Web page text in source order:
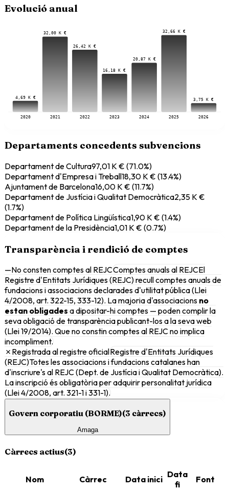
Evolució anual
4,69 K €
2020
32,00 K €
2021
26,42 K €
2022
16,18 K €
2023
20,87 K €
2024
32,66 K €
2025
3,75 K €
2026
Departaments concedents subvencions
Departament de Cultura97,01 K € (71.0%)
Departament d'Empresa i Treball18,30 K € (13.4%)
Ajuntament de Barcelona16,00 K € (11.7%)
Departament de Justícia i Qualitat Democràtica2,35 K €
(1.7%)
Departament de Política Lingüística1,90 K € (1.4%)
Departament de la Presidència1,01 K € (0.7%)
Transparència i rendició de comptes
—No consten comptes al REJCComptes anuals al REJCEl
Registre d'Entitats Jurídiques (REJC) recull comptes anuals de
fundacions i associacions declarades d'utilitat pública (Llei
4/2008, art. 322-15, 333-12). La majoria d'associacions no
estan obligades a dipositar-hi comptes — poden complir la
seva obligació de transparència publicant-los a la seva web
(Llei 19/2014). Que no constin comptes al REJC no implica
incompliment.
✗ Registrada al registre oficialRegistre d'Entitats Jurídiques
(REJC)Totes les associacions i fundacions catalanes han
d'inscriure's al REJC (Dept. de Justícia i Qualitat Democràtica).
La inscripció és obligatòria per adquirir personalitat jurídica
(Llei 4/2008, art. 321-1 i 331-1).
Govern corporatiu (BORME)(3 càrrecs)
Amaga
Càrrecs actius(3)
Nom Càrrec Data inici Data
fi
Font